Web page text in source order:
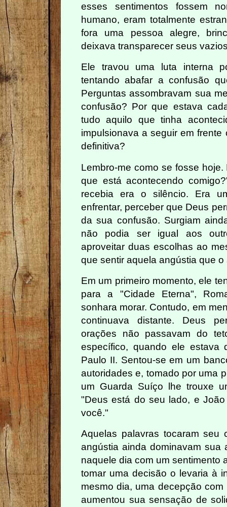
esses sentimentos fossem
humano, eram totalmente
fora uma pessoa alegre,
deixava transparecer seus
Ele travou uma luta interna
tentando abafar a confusão
Perguntas assombravam sua
confusão? Por que estava
tudo aquilo que tinha
impulsionava a seguir em
definitiva?
Lembro-me como se fosse
que está acontecendo
recebia era o silêncio. Era
enfrentar, perceber que Deus
da sua confusão. Surgiam
não podia ser igual aos
aproveitar duas escolhas ao
que sentir aquela angústia que
Em um primeiro momento, ele
para a "Cidade Eterna",
sonhara morar. Contudo, em
continuava distante. Deus
orações não passavam do
específico, quando ele estava
Paulo II. Sentou-se em um
autoridades e, tomado por uma
um Guarda Suíço lhe trouxe
"Deus está do seu lado, e
você."
Aquelas palavras tocaram
angústia ainda dominavam sua
naquele dia com um sentimento
tomar uma decisão o levaria à
mesmo dia, uma decepção
aumentou sua sensação de